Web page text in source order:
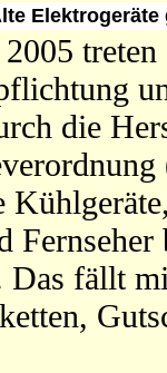
die
Das fällt